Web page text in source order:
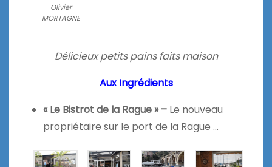
Olivier
MORTAGNE
Délicieux petits pains faits maison
Aux Ingrédients
« Le Bistrot de la Rague » – Le nouveau
propriétaire sur le port de la Rague …